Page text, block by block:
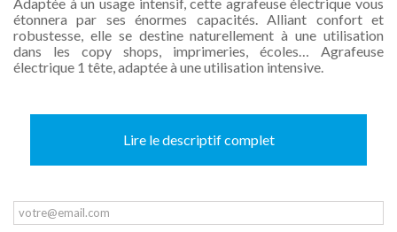
étonnera par ses énormes capacités. Alliant confort et
robustesse, elle se destine naturellement à une utilisation
dans les copy shops, imprimeries, écoles… Agrafeuse
électrique 1 tête, adaptée à une utilisation intensive.
Lire le descriptif complet